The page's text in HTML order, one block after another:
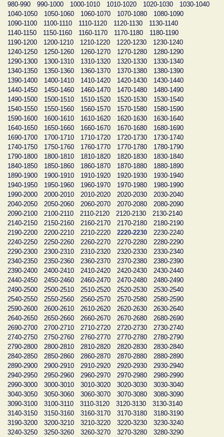
980-990 990-1000 1000-1010 1010-1020 1020-1030
1030-1040
1040-1050
1050-1060 1060-1070 1070-1080
1080-1090
1090-1100
1100-1110 1110-1120 1120-1130
1130-1140
1140-1150
1150-1160 1160-1170 1170-1180
1180-1190
1190-1200
1200-1210 1210-1220 1220-1230
1230-1240
1240-1250
1250-1260 1260-1270 1270-1280
1280-1290
1290-1300
1300-1310 1310-1320 1320-1330
1330-1340
1340-1350
1350-1360 1360-1370 1370-1380
1380-1390
1390-1400
1400-1410 1410-1420 1420-1430
1430-1440
1440-1450
1450-1460 1460-1470 1470-1480
1480-1490
1490-1500
1500-1510 1510-1520 1520-1530
1530-1540
1540-1550
1550-1560 1560-1570 1570-1580
1580-1590
1590-1600
1600-1610 1610-1620 1620-1630
1630-1640
1640-1650
1650-1660 1660-1670 1670-1680
1680-1690
1690-1700
1700-1710 1710-1720 1720-1730
1730-1740
1740-1750
1750-1760 1760-1770 1770-1780
1780-1790
1790-1800
1800-1810 1810-1820 1820-1830
1830-1840
1840-1850
1850-1860 1860-1870 1870-1880
1880-1890
1890-1900
1900-1910 1910-1920 1920-1930
1930-1940
1940-1950
1950-1960 1960-1970 1970-1980
1980-1990
1990-2000
2000-2010 2010-2020 2020-2030
2030-2040
2040-2050
2050-2060 2060-2070 2070-2080
2080-2090
2090-2100
2100-2110 2110-2120 2120-2130
2130-2140
2140-2150
2150-2160 2160-2170 2170-2180
2180-2190
2190-2200
2200-2210 2210-2220 2220-2230
2230-2240
2240-2250
2250-2260 2260-2270 2270-2280
2280-2290
2290-2300
2300-2310 2310-2320 2320-2330
2330-2340
2340-2350
2350-2360 2360-2370 2370-2380
2380-2390
2390-2400
2400-2410 2410-2420 2420-2430
2430-2440
2440-2450
2450-2460 2460-2470 2470-2480
2480-2490
2490-2500
2500-2510 2510-2520 2520-2530
2530-2540
2540-2550
2550-2560 2560-2570 2570-2580
2580-2590
2590-2600
2600-2610 2610-2620 2620-2630
2630-2640
2640-2650
2650-2660 2660-2670 2670-2680
2680-2690
2690-2700
2700-2710 2710-2720 2720-2730
2730-2740
2740-2750
2750-2760 2760-2770 2770-2780
2780-2790
2790-2800
2800-2810 2810-2820 2820-2830
2830-2840
2840-2850
2850-2860 2860-2870 2870-2880
2880-2890
2890-2900
2900-2910 2910-2920 2920-2930
2930-2940
2940-2950
2950-2960 2960-2970 2970-2980
2980-2990
2990-3000
3000-3010 3010-3020 3020-3030
3030-3040
3040-3050
3050-3060 3060-3070 3070-3080
3080-3090
3090-3100
3100-3110 3110-3120 3120-3130
3130-3140
3140-3150
3150-3160 3160-3170 3170-3180
3180-3190
3190-3200
3200-3210 3210-3220 3220-3230
3230-3240
3240-3250
3250-3260 3260-3270 3270-3280
3280-3290